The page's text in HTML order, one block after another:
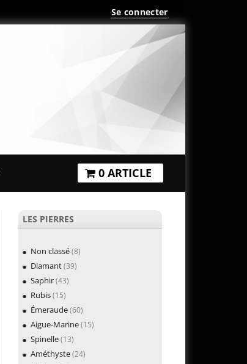
Se connecter
0 ARTICLE
LES PIERRES
Non classé(8)
Diamant(39)
Saphir(43)
Rubis(15)
Émeraude(60)
Aigue-Marine(15)
Spinelle(13)
Améthyste(24)